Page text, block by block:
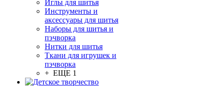
Иглы для шитья
Инструменты и
аксессуары для шитья
Наборы для шитья и
пэчворка
Нитки для шитья
Ткани для игрушек и
пэчворка
+ ЕЩЕ 1